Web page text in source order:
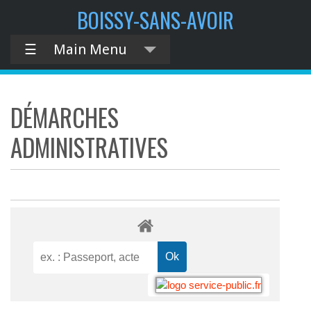
BOISSY-SANS-AVOIR
☰ Main Menu
DÉMARCHES
ADMINISTRATIVES